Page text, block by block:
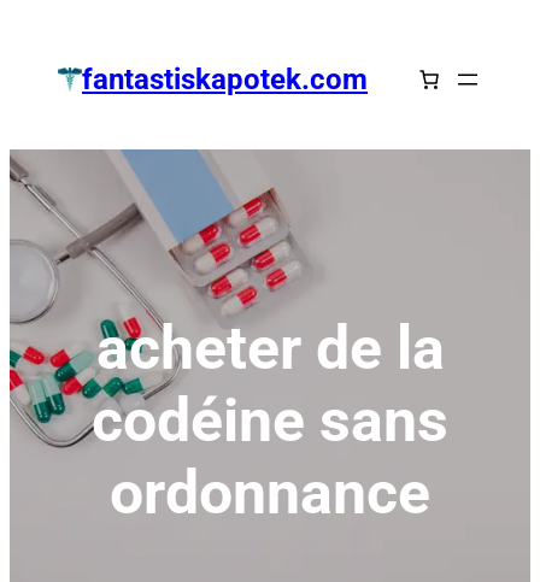
springenfantastiskapotek.com
acheter de la
codéine sans
ordonnance